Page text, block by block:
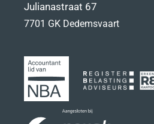
Julianastraat 67
7701 GK Dedemsvaart